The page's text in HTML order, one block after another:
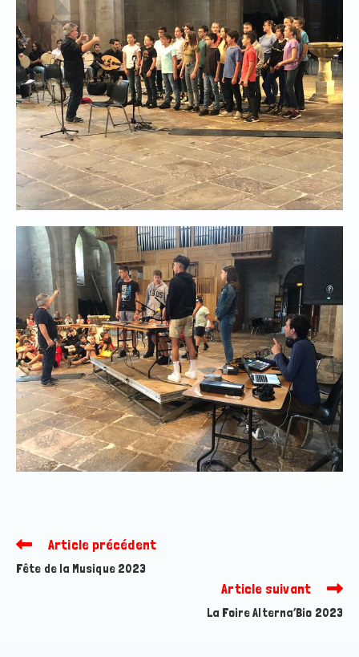
Read
articles
Article précédent
Fête de la Musique 2023
Article suivant
La Foire Alterna’Bio 2023